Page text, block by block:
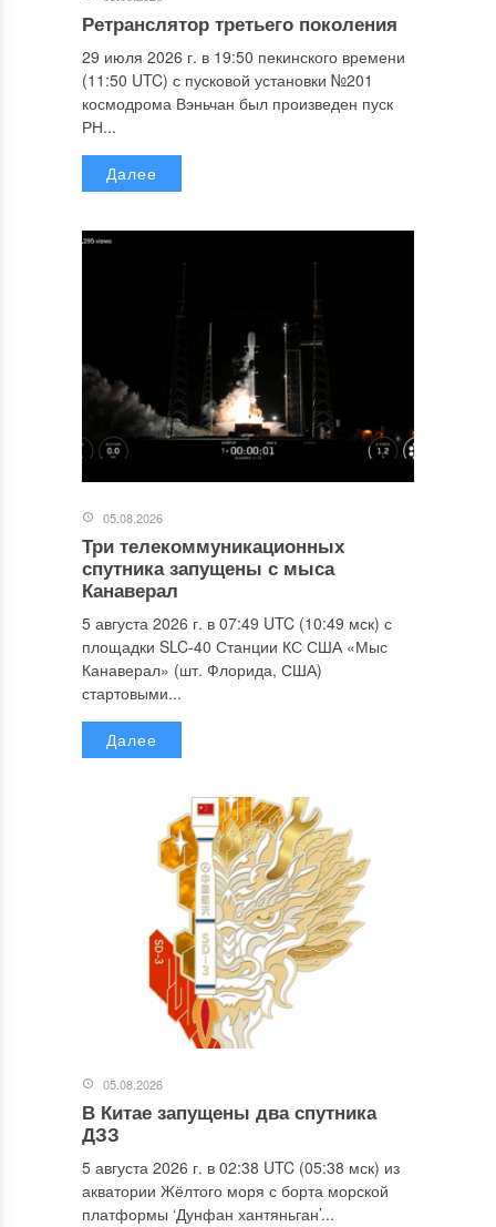
Ретранслятор третьего поколения
29 июля 2026 г. в 19:50 пекинского времени
(11:50 UTC) с пусковой установки №201
космодрома Вэньчан был произведен пуск
РН...
Далее
05.08.2026
Три телекоммуникационных
спутника запущены с мыса
Канаверал
5 августа 2026 г. в 07:49 UTC (10:49 мск) с
площадки SLC-40 Станции КС США «Мыс
Канаверал» (шт. Флорида, США)
стартовыми...
Далее
05.08.2026
В Китае запущены два спутника
ДЗЗ
5 августа 2026 г. в 02:38 UTC (05:38 мск) из
акватории Жёлтого моря с борта морской
платформы ‘Дунфан хантяньган’...